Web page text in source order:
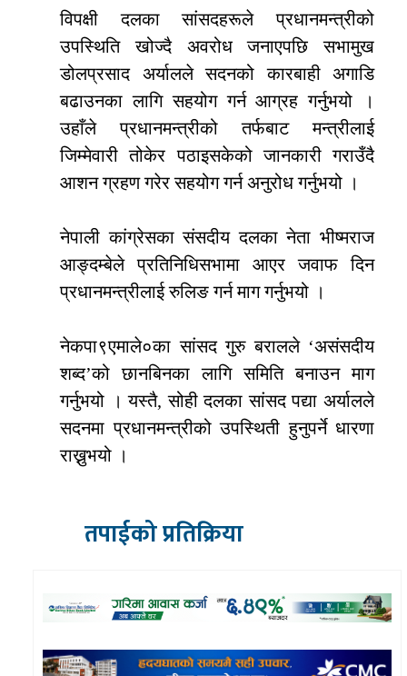
विपक्षी दलका सांसदहरूले प्रधानमन्त्रीको
उपस्थिति खोज्दै अवरोध जनाएपछि सभामुख
डोलप्रसाद अर्यालले सदनको कारबाही अगाडि
बढाउनका लागि सहयोग गर्न आग्रह गर्नुभयो ।
उहाँले प्रधानमन्त्रीको तर्फबाट मन्त्रीलाई
जिम्मेवारी तोकेर पठाइसकेको जानकारी गराउँदै
आशन ग्रहण गरेर सहयोग गर्न अनुरोध गर्नुभयो ।
नेपाली कांग्रेसका संसदीय दलका नेता भीष्मराज
आङ्दम्बेले प्रतिनिधिसभामा आएर जवाफ दिन
प्रधानमन्त्रीलाई रुलिङ गर्न माग गर्नुभयो ।
नेकपा९एमाले०का सांसद गुरु बरालले ‘असंसदीय
शब्द’को छानबिनका लागि समिति बनाउन माग
गर्नुभयो । यस्तै, सोही दलका सांसद पद्या अर्यालले
सदनमा प्रधानमन्त्रीको उपस्थिती हुनुपर्ने धारणा
राख्नुभयो ।
तपाईको प्रतिक्रिया